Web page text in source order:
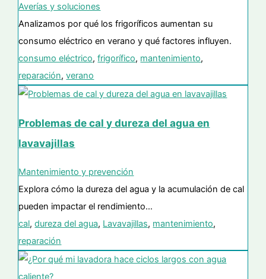
Averías y soluciones
Analizamos por qué los frigoríficos aumentan su
consumo eléctrico en verano y qué factores influyen.
consumo eléctrico,frigorífico, mantenimiento,
reparación,verano
Problemas de cal y dureza del agua en
lavavajillas
Mantenimiento y prevención
Explora cómo la dureza del agua y la acumulación de cal
pueden impactar el rendimiento…
cal,dureza del agua, Lavavajillas, mantenimiento,
reparación